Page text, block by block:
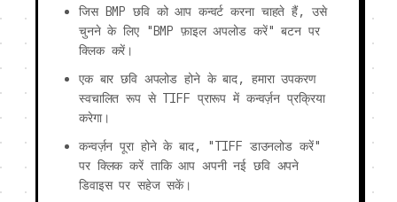
जिस BMP छवि को आप कन्वर्ट करना चाहते हैं, उसे
चुनने के लिए "BMP फ़ाइल अपलोड करें" बटन पर
क्लिक करें।
एक बार छवि अपलोड होने के बाद, हमारा उपकरण
स्वचालित रूप से TIFF प्रारूप में कन्वर्ज़न प्रक्रिया
करेगा।
कन्वर्ज़न पूरा होने के बाद, "TIFF डाउनलोड करें"
पर क्लिक करें ताकि आप अपनी नई छवि अपने
डिवाइस पर सहेज सकें।